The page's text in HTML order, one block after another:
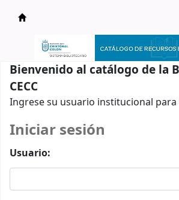
Catálogo en línea
Bienvenido al catálogo de la
CECC
Ingrese su usuario institucional para
Iniciar sesión
Usuario: